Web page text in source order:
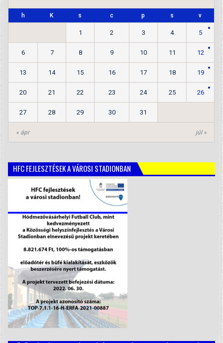
h K s c p s v
« ápr júl »
1 2 3 4 5
6 7 8 9 10 11 12
13 14 15 16 17 18 19
20 21 22 23 24 25 26
27 28 29 30 31
HFC FEJLESZTÉSEK A VÁROSI STADIONBAN